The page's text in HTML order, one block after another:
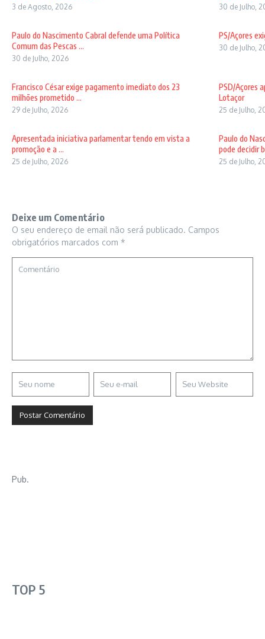
3 de Agosto, 2026 30 de Julho,
Paulo do Nascimento Cabral defende uma Política
Comum das Pescas ...
30 de Julho, 2026
PS/Açores
30 de Julho,
Francisco César exige pagamento imediato dos 23
milhões prometido ...
29 de Julho, 2026
PSD/Açores
Lotaçor
25 de Julho,
Apresentada iniciativa parlamentar tendo em vista a
promoção e a ...
25 de Julho, 2026
Paulo do
pode decidir
25 de Julho,
Deixe um Comentário
O seu endereço de email não será publicado. Campos
obrigatórios marcados com *
Pub.
TOP 5